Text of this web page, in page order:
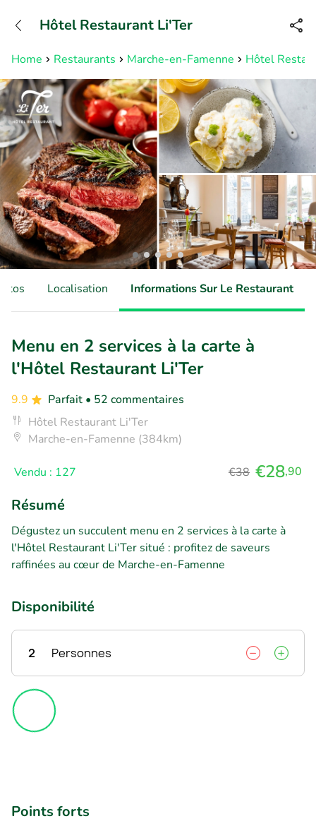
Disponible jusqu'à 23:00 heures
Home Restaurants Marche-en-Famenne Hôtel
Hôtel Restaurant Li'Ter
Localisation Informations Sur Le Restaurant
Menu en 2 services à la carte à
l'Hôtel Restaurant Li'Ter
9.9 Parfait • 52 commentaires
Hôtel Restaurant Li'Ter
Marche-en-Famenne (384km)
Vendu : 127 €38 €28,90
Résumé
Dégustez un succulent menu en 2 services à la carte à
l'Hôtel Restaurant Li'Ter situé : profitez de saveurs
raffinées au cœur de Marche-en-Famenne
Disponibilité
2 Personnes
Points forts